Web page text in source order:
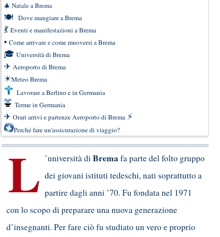
🎄 Natale a Brema
🍽 Dove mangiare a Brema
💃 Eventi e manifestazioni a Brema
• Come arrivare e come muoversi a Brema
🎓 Università di Brema
✈ Aeroporto di Brema
☀Meteo Brema
Lavorare a Berlino e in Germania
Terme in Germania
✈ Orari arrivi e partenze Aeroporto di Brema ⚡
Perché fare un'assicurazione di viaggio?
L ’università di Bremafa parte del folto gruppo
dei giovani istituti tedeschi, nati soprattutto a
partire dagli anni ’70. Fu fondata nel 1971
con lo scopo di preparare una nuova generazione
d’insegnanti. Per fare ciò fu studiato un vero e proprio